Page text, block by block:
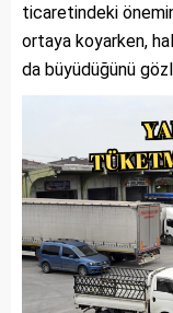
ticaretindeki
ortaya koyarken,
da büyüdüğünü